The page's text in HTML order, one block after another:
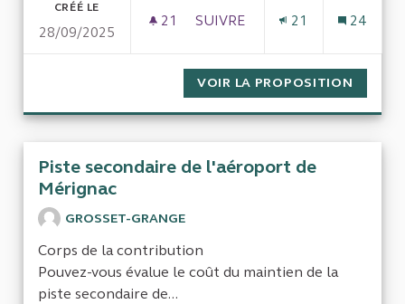
CRÉÉ LE
28/09/2025
21 21 ABONNÉS
SUIVRE
21 24
VOIR LA PROPOSITION
Piste secondaire de l'aéroport de
Mérignac
GROSSET-GRANGE
Corps de la contribution
Pouvez-vous évalue le coût du maintien de la
piste secondaire de...